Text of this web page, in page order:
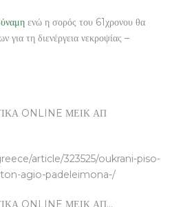
ενώ η σορός του 61χρονου θα
για τη διενέργεια νεκροψίας –
ONLINE ΜΕΙΚ ΑΠ
article/323525/oukrani-piso-
agio-padeleimona-/
ONLINE ΜΕΙΚ ΑΠ…